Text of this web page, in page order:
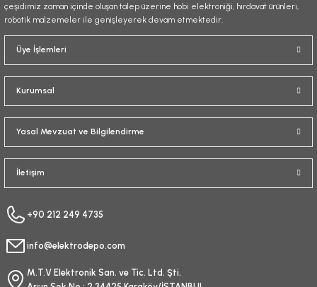
Gönder
çeşidimiz zaman içinde oluşan talep üzerine hobi elektroniği, hırdavat ürünleri,
robotik malzemeler ile genişleyerek devam etmektedir.
Üye İşlemleri
Kurumsal
Yasal Mevzuat ve Bilgilendirme
İletişim
+90 212 249 4735
info@elektrodepo.com
M.T.V Elektronik San. ve Tic. Ltd. Şti.